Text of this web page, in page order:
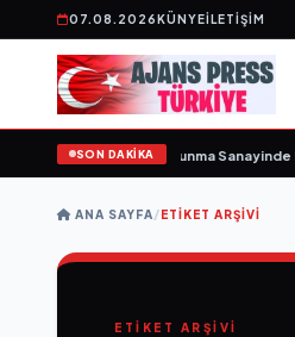
07.08.2026KÜNYEİLETIŞIM
SON DAKİKA
Açıkladı ve Savunma Sanayinde
ANA SAYFA/ETIKET ARŞIVI
ETİKET ARŞİVİ